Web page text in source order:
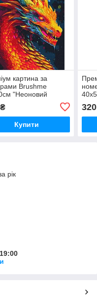
картина за
Brushme
"Неоновий
Купити
320
рік